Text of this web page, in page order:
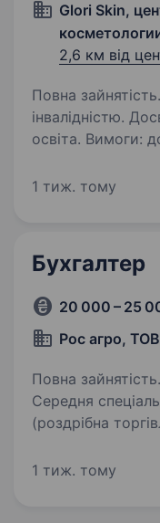
Glori Skin,
2,6 км від
Повна
інвалідністю.
освіта. Вимоги: досвід ведення бухгалтерії
та загальній
1 тиж. тому
Бухгалтер
20 000 – 25
Рос агро, ТОВ
Повна
Середня спеціальна
(роздрібна
бухгалтерського
1 тиж. тому